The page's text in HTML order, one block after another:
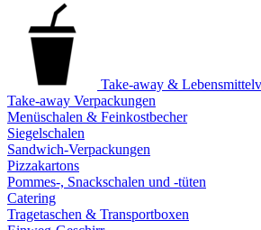
Take-away &
Take-away Verpackungen
Menüschalen & Feinkostbecher
Siegelschalen
Sandwich-Verpackungen
Pizzakartons
Pommes-, Snackschalen und -tüten
Catering
Tragetaschen & Transportboxen